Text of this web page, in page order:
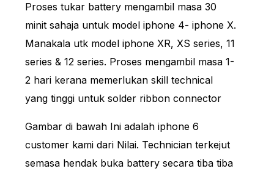
Proses tukar battery mengambil masa 30
minit sahaja untuk model iphone 4- iphone X.
Manakala utk model iphone XR, XS series, 11
series & 12 series. Proses mengambil masa 1-
2 hari kerana memerlukan skill technical
yang tinggi untuk solder ribbon connector
Gambar di bawah Ini adalah iphone 6
customer kami dari Nilai. Technician terkejut
semasa hendak buka battery secara tiba tiba